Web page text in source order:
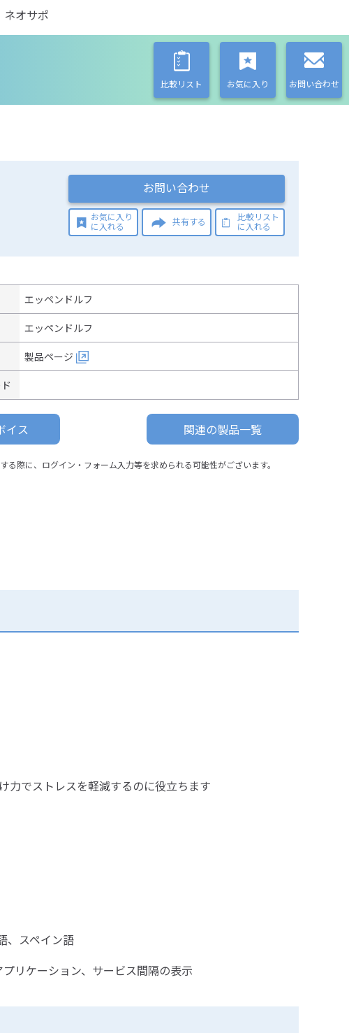
ネオサポ
比較リスト お気に入り お問い合わせ
お問い合わせ
お気に入り
に入れる
共有する
比較リスト
に入れる
エッペンドルフ
エッペンドルフ
製品ページ
イス 関連の製品一覧
る際に、ログイン・フォーム入力等を求められる可能性がございます。
力でストレスを軽減するのに役立ちます
、スペイン語
リケーション、サービス間隔の表示